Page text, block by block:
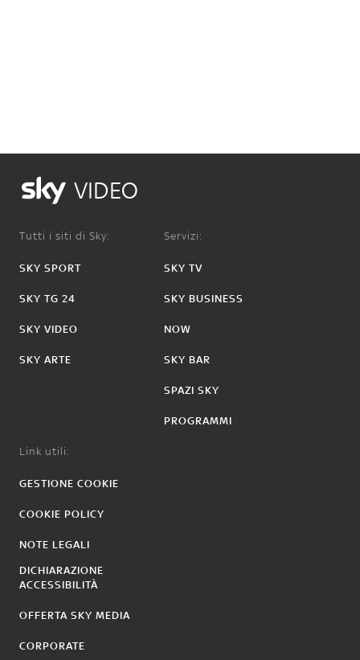
VIDEO
Tutti i siti di Sky:
SKY SPORT
SKY TG 24
SKY VIDEO
SKY ARTE
Servizi:
SKY TV
SKY BUSINESS
NOW
SKY BAR
SPAZI SKY
PROGRAMMI
Link utili:
GESTIONE COOKIE
COOKIE POLICY
NOTE LEGALI
DICHIARAZIONE
ACCESSIBILITÀ
OFFERTA SKY MEDIA
CORPORATE